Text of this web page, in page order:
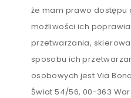
że mam prawo dostępu
możliwości ich
przetwarzania,
sposobu ich
osobowych jest Via
Świat 54/56, 00-363